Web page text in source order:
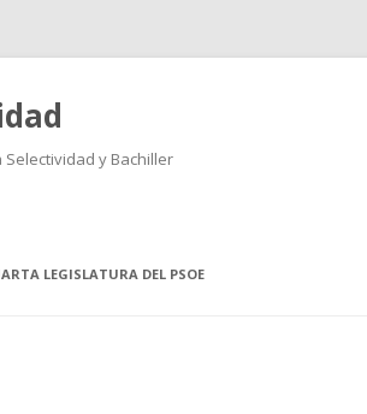
y Bachiller
LEGISLATURA DEL PSOE